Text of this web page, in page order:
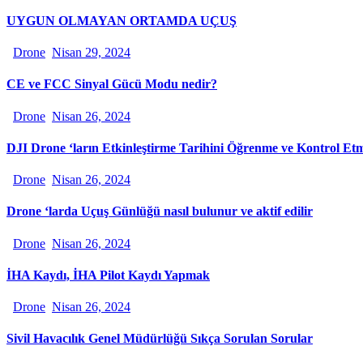
UYGUN OLMAYAN ORTAMDA UÇUŞ
Drone Nisan 29, 2024
CE ve FCC Sinyal Gücü Modu nedir?
Drone Nisan 26, 2024
DJI Drone ‘ların Etkinleştirme Tarihini Öğrenme ve Kontrol
Drone Nisan 26, 2024
Drone ‘larda Uçuş Günlüğü nasıl bulunur ve aktif edilir
Drone Nisan 26, 2024
İHA Kaydı, İHA Pilot Kaydı Yapmak
Drone Nisan 26, 2024
Sivil Havacılık Genel Müdürlüğü Sıkça Sorulan Sorular